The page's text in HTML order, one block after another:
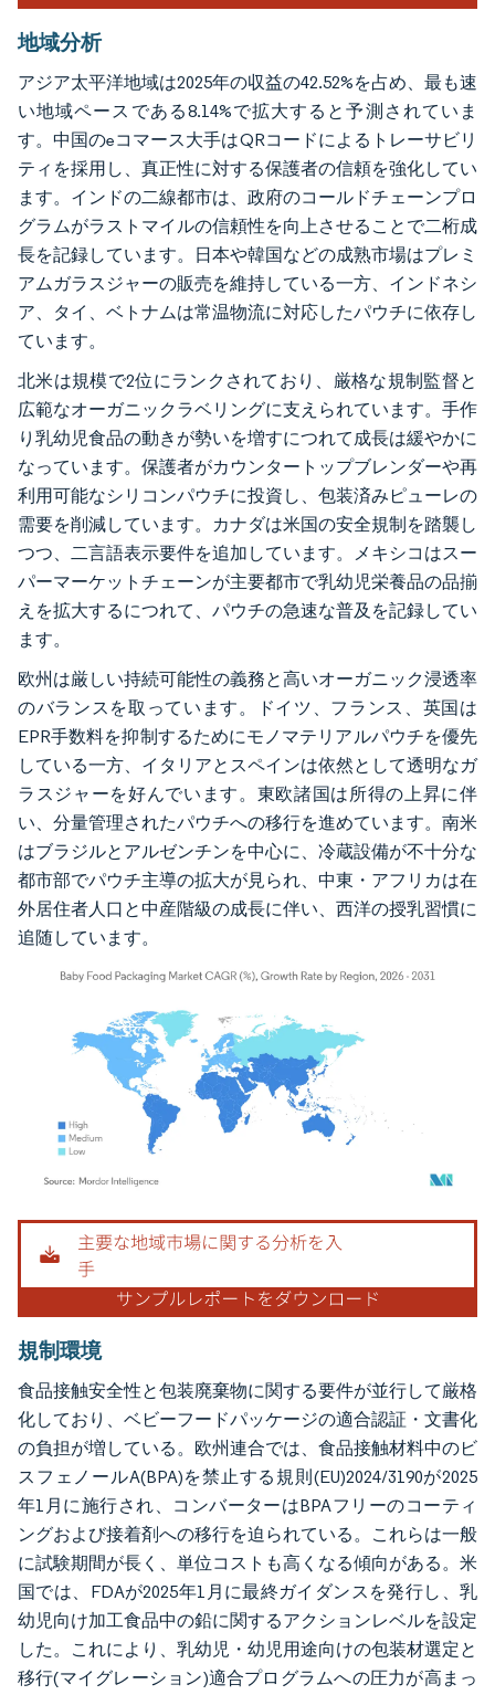
地域分析
アジア太平洋地域は2025年の収益の42.52%を占め、最も速
い地域ペースである8.14%で拡大すると予測されていま
す。中国のeコマース大手はQRコードによるトレーサビリ
ティを採用し、真正性に対する保護者の信頼を強化してい
ます。インドの二線都市は、政府のコールドチェーンプロ
グラムがラストマイルの信頼性を向上させることで二桁成
長を記録しています。日本や韓国などの成熟市場はプレミ
アムガラスジャーの販売を維持している一方、インドネシ
ア、タイ、ベトナムは常温物流に対応したパウチに依存し
ています。
北米は規模で2位にランクされており、厳格な規制監督と
広範なオーガニックラベリングに支えられています。手作
り乳幼児食品の動きが勢いを増すにつれて成長は緩やかに
なっています。保護者がカウンタートップブレンダーや再
利用可能なシリコンパウチに投資し、包装済みピューレの
需要を削減しています。カナダは米国の安全規制を踏襲し
つつ、二言語表示要件を追加しています。メキシコはスー
パーマーケットチェーンが主要都市で乳幼児栄養品の品揃
えを拡大するにつれて、パウチの急速な普及を記録してい
ます。
欧州は厳しい持続可能性の義務と高いオーガニック浸透率
のバランスを取っています。ドイツ、フランス、英国は
EPR手数料を抑制するためにモノマテリアルパウチを優先
している一方、イタリアとスペインは依然として透明なガ
ラスジャーを好んでいます。東欧諸国は所得の上昇に伴
い、分量管理されたパウチへの移行を進めています。南米
はブラジルとアルゼンチンを中心に、冷蔵設備が不十分な
都市部でパウチ主導の拡大が見られ、中東・アフリカは在
外居住者人口と中産階級の成長に伴い、西洋の授乳習慣に
追随しています。
画像 © Mordor Intelligence。再利用にはCC BY 4.0の表示が必要です。
規制環境
食品接触安全性と包装廃棄物に関する要件が並行して厳格
化しており、ベビーフードパッケージの適合認証・文書化
の負担が増している。欧州連合では、食品接触材料中のビ
スフェノールA(BPA)を禁止する規則(EU)2024/3190が2025
年1月に施行され、コンバーターはBPAフリーのコーティ
ングおよび接着剤への移行を迫られている。これらは一般
に試験期間が長く、単位コストも高くなる傾向がある。米
国では、FDAが2025年1月に最終ガイダンスを発行し、乳
幼児向け加工食品中の鉛に関するアクションレベルを設定
した。これにより、乳幼児・幼児用途向けの包装材選定と
移行(マイグレーション)適合プログラムへの圧力が高まっ